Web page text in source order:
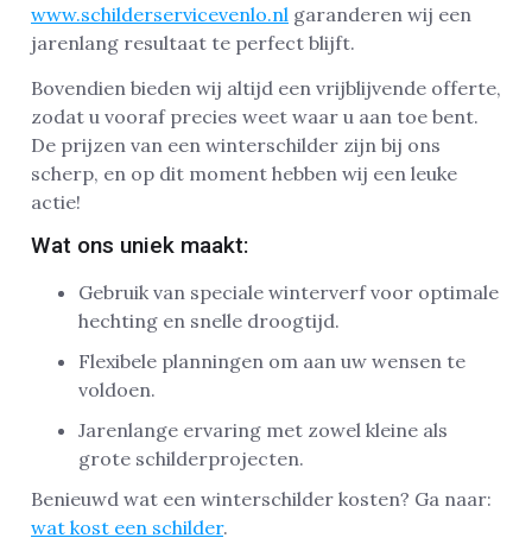
www.schilderservicevenlo.nl garanderen wij een
jarenlang resultaat te perfect blijft.
Bovendien bieden wij altijd een vrijblijvende offerte,
zodat u vooraf precies weet waar u aan toe bent.
De prijzen van een winterschilder zijn bij ons
scherp, en op dit moment hebben wij een leuke
actie!
Wat ons uniek maakt:
Gebruik van speciale winterverf voor optimale
hechting en snelle droogtijd.
Flexibele planningen om aan uw wensen te
voldoen.
Jarenlange ervaring met zowel kleine als
grote schilderprojecten.
Benieuwd wat een winterschilder kosten? Ga naar:
wat kost een schilder.